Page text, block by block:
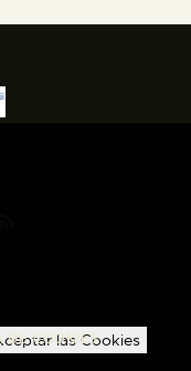
DE COOKIES
las Cookies